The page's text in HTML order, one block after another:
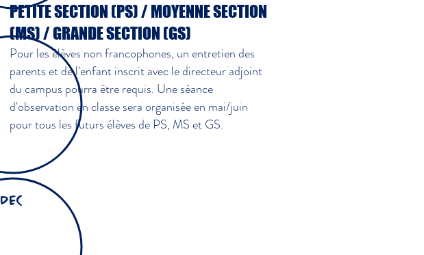
PETITE SECTION (PS) / MOYENNE SECTION
(MS) / GRANDE SECTION (GS)
Pour les élèves non francophones, un entretien des
parents et de l'enfant inscrit avec le directeur adjoint
du campus pourra être requis. Une séance
d'observation en classe sera organisée en mai/juin
pour tous les futurs élèves de PS, MS et GS.
DEC